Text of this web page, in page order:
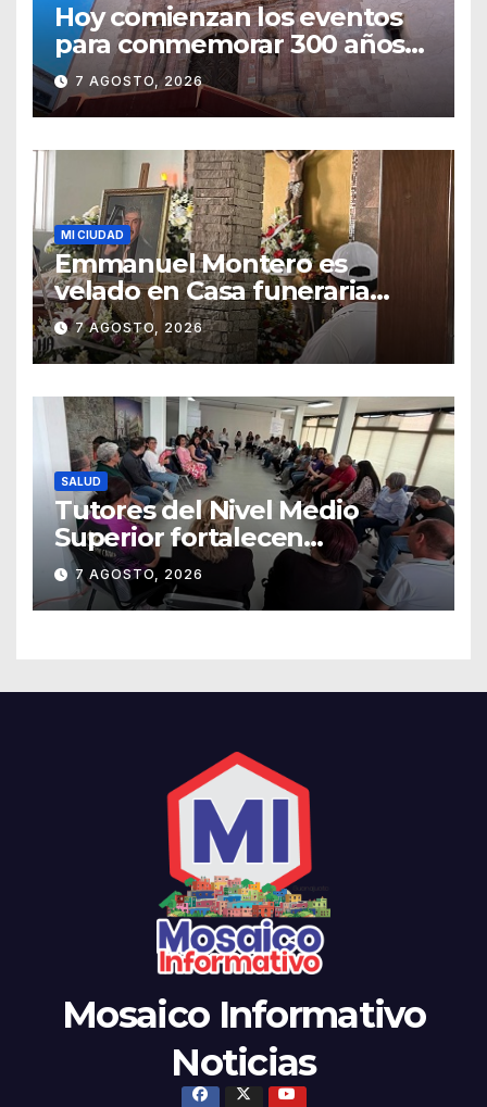
Hoy comienzan los eventos
para conmemorar 300 años
del templo de San Roque
7 AGOSTO, 2026
MI CIUDAD
Emmanuel Montero es
velado en Casa funeraria
Forasté
7 AGOSTO, 2026
SALUD
Tutores del Nivel Medio
Superior fortalecen
estrategias para la
prevención de la violencia en
el noviazgo
7 AGOSTO, 2026
Mosaico Informativo
Noticias